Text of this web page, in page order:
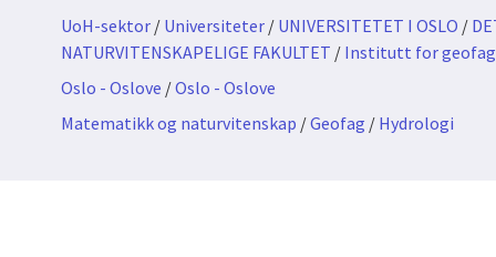
UoH-sektor/ Universiteter/ UNIVERSITETET I OSLO /
NATURVITENSKAPELIGE FAKULTET / Institutt for geofag
Oslo - Oslove /Oslo - Oslove
Matematikk og naturvitenskap /Geofag / Hydrologi